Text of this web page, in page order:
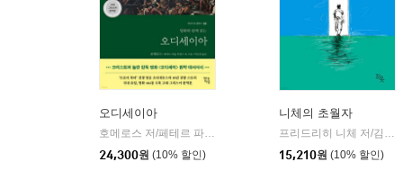
오디세이아
호메로스 저/페테르 파울 루벤스 그림/박문재 역 |
현대지성
24,300원 (10% 할인)
니체의 초월자
프리드리히 니체 저/김철 편역
15,210원 (10% 할인)